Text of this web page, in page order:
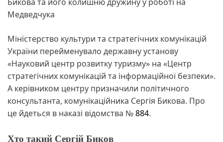
Медведчука
Міністерство культури та стратегічних комунікацій
України перейменувало державну установу
«Науковий центр розвитку туризму» на «Центр
стратегічних комунікацій та інформаційної безпеки».
А керівником центру призначили політичного
консультанта, комунікаційника Сергія Бикова. Про
це йдеться в наказі відомства №884.
Хто такий Сергій Биков